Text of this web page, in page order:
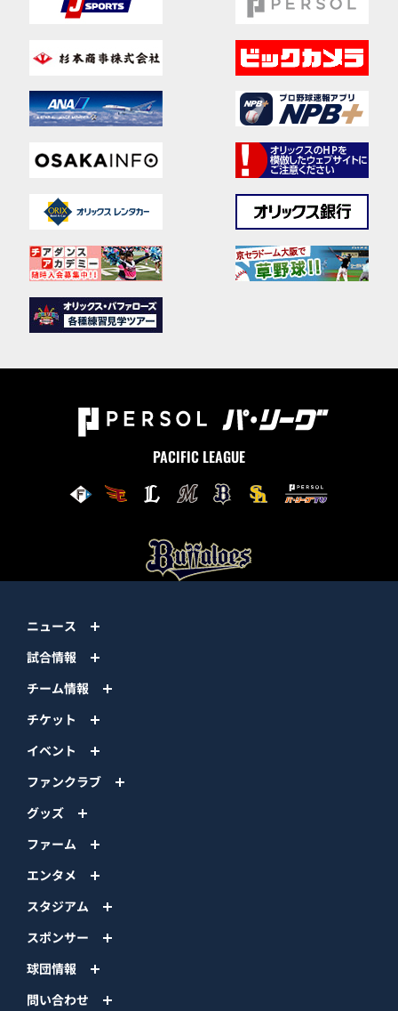
PACIFIC LEAGUE
ニュース
試合情報
チーム情報
チケット
イベント
ファンクラブ
グッズ
ファーム
エンタメ
スタジアム
スポンサー
球団情報
問い合わせ